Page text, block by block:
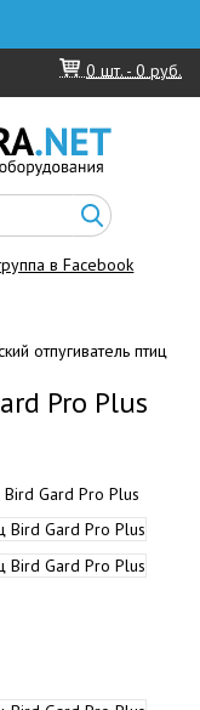
0 шт. - 0 руб.
отпугиватель птиц
Pro Plus